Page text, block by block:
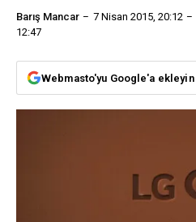
Barış Mancar 7 Nisan 2015, 20:12
12:47
Webmasto'yu Google'a ekleyin